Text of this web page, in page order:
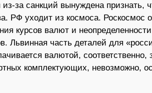
из-за санкций вынуждена признать,
РФ уходит из космоса. Роскосмос
курсов валют и
Львинная часть деталей для
валютой, соответственно,
комплектующих, невозможно,